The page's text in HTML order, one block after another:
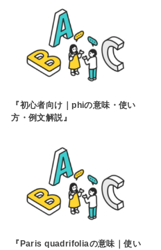
『初心者向け｜phiの意味・使い
方・例文解説』
『Paris quadrifoliaの意味｜使い